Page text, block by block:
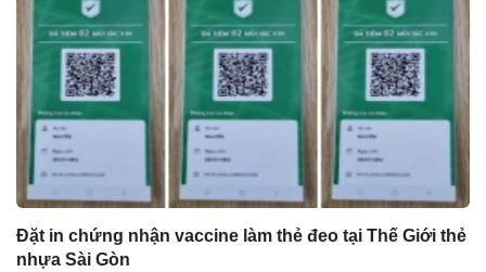
Đặt in chứng nhận vaccine làm thẻ đeo tại Thế Giới thẻ
nhựa Sài Gòn